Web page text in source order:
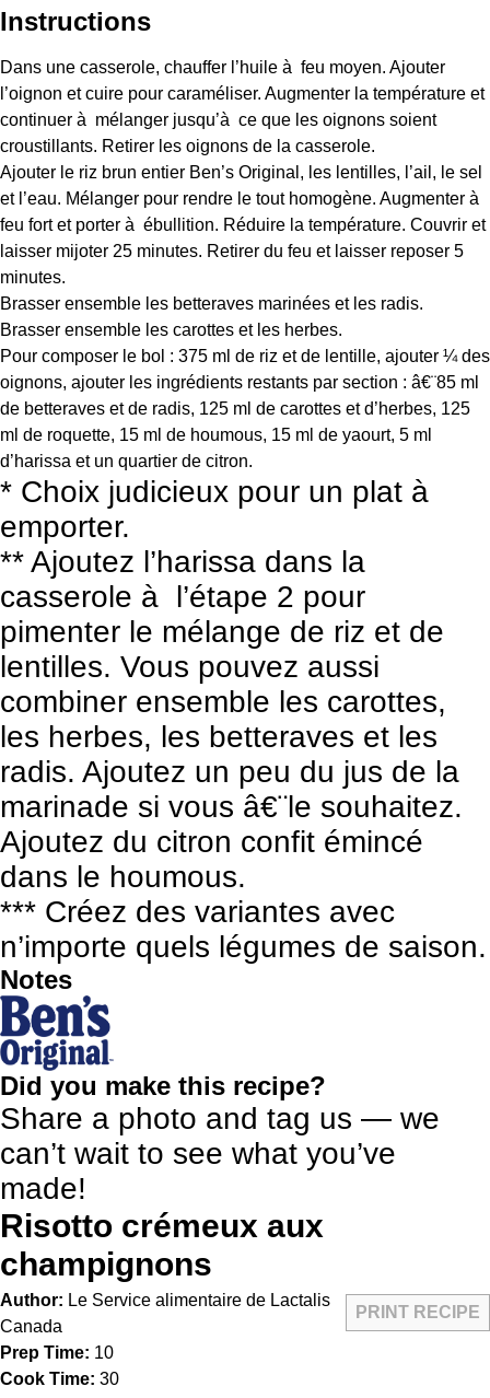
Instructions
Dans une casserole, chauffer l’huile à feu moyen. Ajouter
l’oignon et cuire pour caraméliser. Augmenter la température et
continuer à mélanger jusqu’à ce que les oignons soient
croustillants. Retirer les oignons de la casserole.
Ajouter le riz brun entier Ben’s Original, les lentilles, l’ail, le sel
et l’eau. Mélanger pour rendre le tout homogène. Augmenter à
feu fort et porter à ébullition. Réduire la température. Couvrir et
laisser mijoter 25 minutes. Retirer du feu et laisser reposer 5
minutes.
Brasser ensemble les betteraves marinées et les radis.
Brasser ensemble les carottes et les herbes.
Pour composer le bol : 375 ml de riz et de lentille, ajouter ¼ des
oignons, ajouter les ingrédients restants par section : â€¨85 ml
de betteraves et de radis, 125 ml de carottes et d’herbes, 125
ml de roquette, 15 ml de houmous, 15 ml de yaourt, 5 ml
d’harissa et un quartier de citron.
* Choix judicieux pour un plat à
emporter.
** Ajoutez l’harissa dans la
casserole à l’étape 2 pour
pimenter le mélange de riz et de
lentilles. Vous pouvez aussi
combiner ensemble les carottes,
les herbes, les betteraves et les
radis. Ajoutez un peu du jus de la
marinade si vous â€¨le souhaitez.
Ajoutez du citron confit émincé
dans le houmous.
*** Créez des variantes avec
n’importe quels légumes de saison.
Notes
Did you make this recipe?
Share a photo and tag us — we
can’t wait to see what you’ve
made!
Risotto crémeux aux
champignons
PRINT RECIPE
Author: Le Service alimentaire de Lactalis
Canada
Prep Time: 10
Cook Time: 30